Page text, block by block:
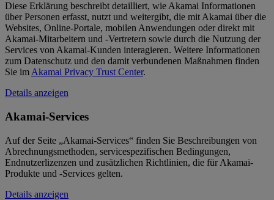
Diese Erklärung beschreibt detailliert, wie Akamai Informationen
über Personen erfasst, nutzt und weitergibt, die mit Akamai über die
Websites, Online-Portale, mobilen Anwendungen oder direkt mit
Akamai-Mitarbeitern und -Vertretern sowie durch die Nutzung der
Services von Akamai-Kunden interagieren. Weitere Informationen
zum Datenschutz und den damit verbundenen Maßnahmen finden
Sie im Akamai Privacy Trust Center.
Details anzeigen
Akamai-Services
Auf der Seite „Akamai-Services“ finden Sie Beschreibungen von
Abrechnungsmethoden, servicespezifischen Bedingungen,
Endnutzerlizenzen und zusätzlichen Richtlinien, die für Akamai-
Produkte und -Services gelten.
Details anzeigen